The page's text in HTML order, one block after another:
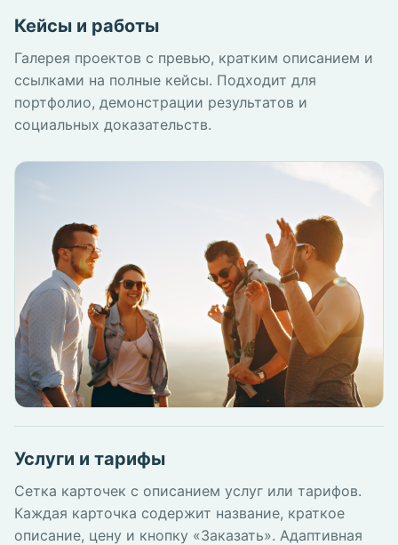
Кейсы и работы
Галерея проектов с превью, кратким описанием и
ссылками на полные кейсы. Подходит для
портфолио, демонстрации результатов и
социальных доказательств.
Услуги и тарифы
Сетка карточек с описанием услуг или тарифов.
Каждая карточка содержит название, краткое
описание, цену и кнопку «Заказать». Адаптивная